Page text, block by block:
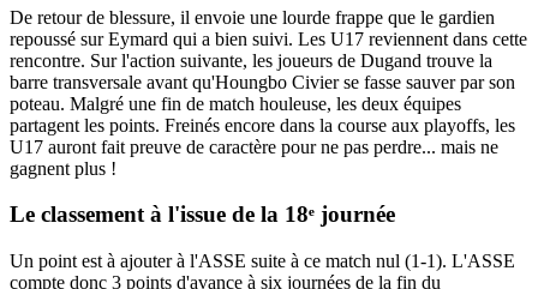
De retour de blessure, il envoie une lourde frappe que le gardien
repoussé sur Eymard qui a bien suivi. Les U17 reviennent dans cette
rencontre. Sur l'action suivante, les joueurs de Dugand trouve la
barre transversale avant qu'Houngbo Civier se fasse sauver par son
poteau. Malgré une fin de match houleuse, les deux équipes
partagent les points. Freinés encore dans la course aux playoffs, les
U17 auront fait preuve de caractère pour ne pas perdre... mais ne
gagnent plus !
Le classement à l'issue de la 18ᵉ journée
Un point est à ajouter à l'ASSE suite à ce match nul (1-1). L'ASSE
compte donc 3 points d'avance à six journées de la fin du